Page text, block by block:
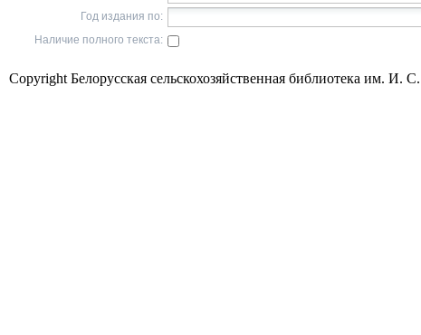
Год издания по:
Наличие полного текста:
Copyright Белорусская сельскохозяйственная библиотека им. И.